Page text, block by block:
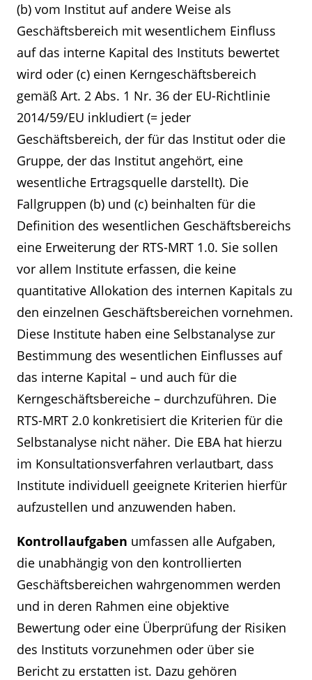
(b) vom Institut auf andere Weise als
Geschäftsbereich mit wesentlichem Einfluss
auf das interne Kapital des Instituts bewertet
wird oder (c) einen Kerngeschäftsbereich
gemäß Art. 2 Abs. 1 Nr. 36 der EU-Richtlinie
2014/59/EU inkludiert (= jeder
Geschäftsbereich, der für das Institut oder die
Gruppe, der das Institut angehört, eine
wesentliche Ertragsquelle darstellt). Die
Fallgruppen (b) und (c) beinhalten für die
Definition des wesentlichen Geschäftsbereichs
eine Erweiterung der RTS-MRT 1.0. Sie sollen
vor allem Institute erfassen, die keine
quantitative Allokation des internen Kapitals zu
den einzelnen Geschäftsbereichen vornehmen.
Diese Institute haben eine Selbstanalyse zur
Bestimmung des wesentlichen Einflusses auf
das interne Kapital – und auch für die
Kerngeschäftsbereiche – durchzuführen. Die
RTS-MRT 2.0 konkretisiert die Kriterien für die
Selbstanalyse nicht näher. Die EBA hat hierzu
im Konsultationsverfahren verlautbart, dass
Institute individuell geeignete Kriterien hierfür
aufzustellen und anzuwenden haben.
Kontrollaufgaben umfassen alle Aufgaben,
die unabhängig von den kontrollierten
Geschäftsbereichen wahrgenommen werden
und in deren Rahmen eine objektive
Bewertung oder eine Überprüfung der Risiken
des Instituts vorzunehmen oder über sie
Bericht zu erstatten ist. Dazu gehören